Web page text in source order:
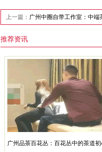
上一篇： 广州中圈自带工作室‌：中端
推荐资讯
广州品茶百花丛：百花丛中的茶道